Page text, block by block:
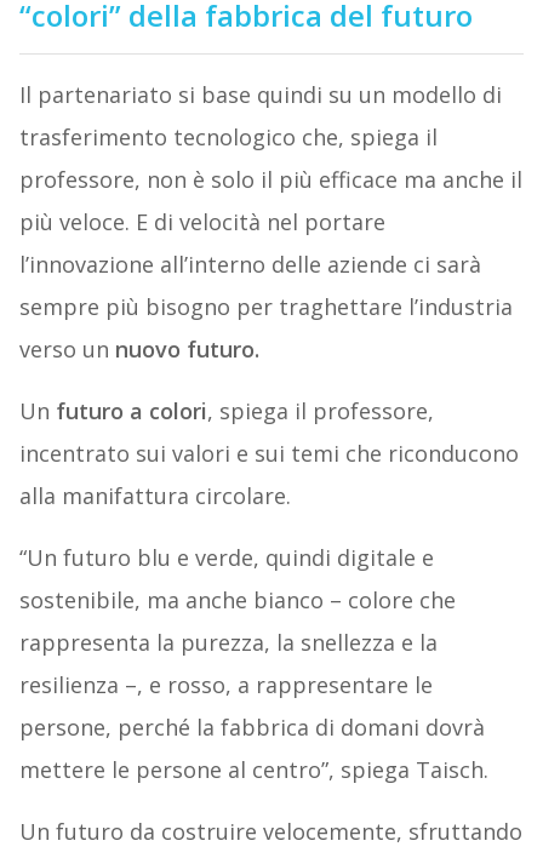
“colori” della fabbrica del futuro
Il partenariato si base quindi su un modello di
trasferimento tecnologico che, spiega il
professore, non è solo il più efficace ma anche il
più veloce. E di velocità nel portare
l’innovazione all’interno delle aziende ci sarà
sempre più bisogno per traghettare l’industria
verso un nuovo futuro.
Un futuro a colori, spiega il professore,
incentrato sui valori e sui temi che riconducono
alla manifattura circolare.
“Un futuro blu e verde, quindi digitale e
sostenibile, ma anche bianco – colore che
rappresenta la purezza, la snellezza e la
resilienza –, e rosso, a rappresentare le
persone, perché la fabbrica di domani dovrà
mettere le persone al centro”, spiega Taisch.
Un futuro da costruire velocemente, sfruttando